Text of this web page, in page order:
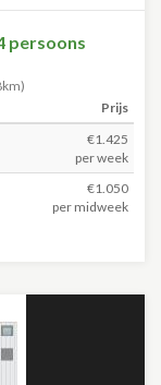
persoons
Prijs
€1.425
per week
€1.050
per midweek